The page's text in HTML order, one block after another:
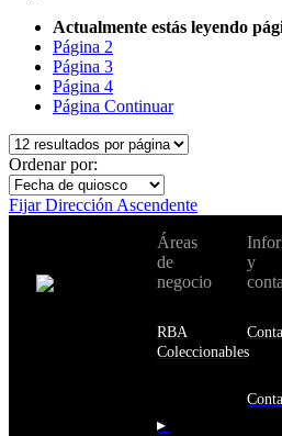
Actualmente estás leyendo
Página 2
Página 3
Página 4
Página Continuar
Ordenar por:
Fijar Dirección Ascendente
Áreas
de
negocio
RBA
Coleccionables
▸
y